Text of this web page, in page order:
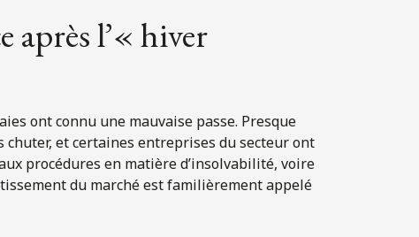
après l’« hiver
ont connu une mauvaise passe. Presque
et certaines entreprises du secteur ont
procédures en matière d’insolvabilité, voire
du marché est familièrement appelé